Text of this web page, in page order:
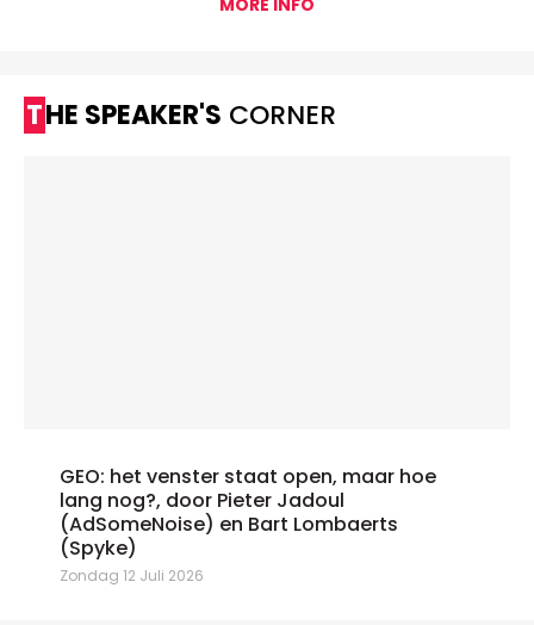
MORE INFO
THE SPEAKER'S CORNER
GEO: het venster staat open, maar hoe
lang nog?, door Pieter Jadoul
(AdSomeNoise) en Bart Lombaerts
(Spyke)
Zondag 12 Juli 2026